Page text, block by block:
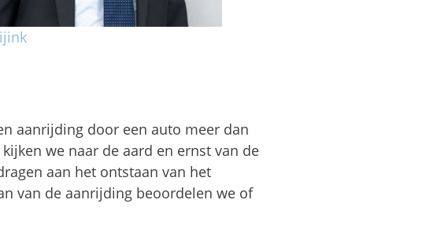
aanrijding door een auto meer dan
we naar de aard en ernst van de
aan het ontstaan van het
van de aanrijding beoordelen we of